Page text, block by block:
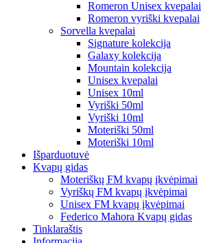
Romeron Unisex kvepalai
Romeron vyriški kvepalai
Sorvella kvepalai
Signature kolekcija
Galaxy kolekcija
Mountain kolekcija
Unisex kvepalai
Unisex 10ml
Vyriški 50ml
Vyriški 10ml
Moteriški 50ml
Moteriški 10ml
Išparduotuvė
Kvapų gidas
Moteriškų FM kvapų įkvėpimai
Vyriškų FM kvapų įkvėpimai
Unisex FM kvapų įkvėpimai
Federico Mahora Kvapų gidas
Tinklaraštis